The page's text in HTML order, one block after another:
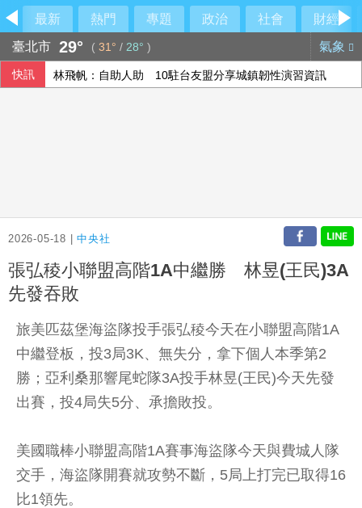
最新 熱門 專題 政治 社會
財經
臺北市 29° ( 31° / 28° ) 氣象
快訊 林飛帆：自助人助 10駐台友盟分享城鎮韌性演習資訊
2026-05-18 |中央社
張弘稜小聯盟高階1A中繼勝 林昱(王民)3A
先發吞敗
旅美匹茲堡海盜隊投手張弘稜今天在小聯盟高階1A
中繼登板，投3局3K、無失分，拿下個人本季第2
勝；亞利桑那響尾蛇隊3A投手林昱(王民)今天先發
出賽，投4局失5分、承擔敗投。
美國職棒小聯盟高階1A賽事海盜隊今天與費城人隊
交手，海盜隊開賽就攻勢不斷，5局上打完已取得16
比1領先。